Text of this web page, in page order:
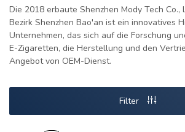
Die 2018 erbaute Shenzhen Mody Tech Co.,
Bezirk Shenzhen Bao'an ist ein innovatives
Unternehmen, das sich auf die Forschung
E-Zigaretten, die Herstellung und den
Angebot von OEM-Dienst.
Filter